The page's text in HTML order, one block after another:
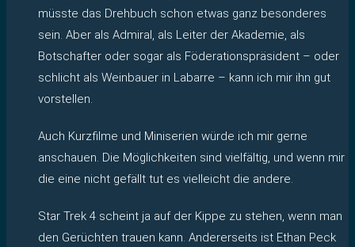
müsste das Drehbuch schon etwas ganz besonderes
sein. Aber als Admiral, als Leiter der Akademie, als
Botschafter oder sogar als Föderationspräsident – oder
schlicht als Weinbauer in Labarre – kann ich mir ihn gut
vorstellen.
Auch Kurzfilme und Miniserien würde ich mir gerne
anschauen. Die Möglichkeiten sind vielfältig, und wenn mir
die eine nicht gefällt tut es vielleicht die andere.
Star Trek 4 scheint ja auf der Kippe zu stehen, wenn man
den Gerüchten trauen kann. Andererseits ist Ethan Peck